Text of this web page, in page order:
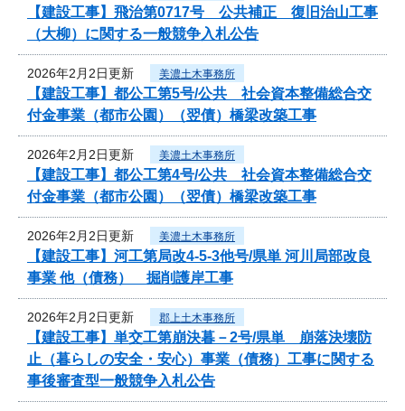
【建設工事】飛治第0717号 公共補正 復旧治山工事
（大柳）に関する一般競争入札公告
2026年2月2日更新 美濃土木事務所
【建設工事】都公工第5号/公共 社会資本整備総合交
付金事業（都市公園）（翌債）橋梁改築工事
2026年2月2日更新 美濃土木事務所
【建設工事】都公工第4号/公共 社会資本整備総合交
付金事業（都市公園）（翌債）橋梁改築工事
2026年2月2日更新 美濃土木事務所
【建設工事】河工第局改4-5-3他号/県単 河川局部改良
事業 他（債務） 掘削護岸工事
2026年2月2日更新 郡上土木事務所
【建設工事】単交工第崩決暮－2号/県単 崩落決壊防
止（暮らしの安全・安心）事業（債務）工事に関する
事後審査型一般競争入札公告